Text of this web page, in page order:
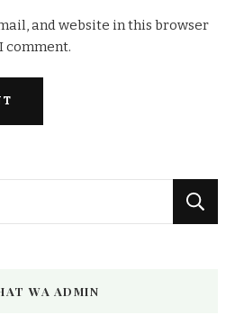
and website in this browser
comment.
WA ADMIN